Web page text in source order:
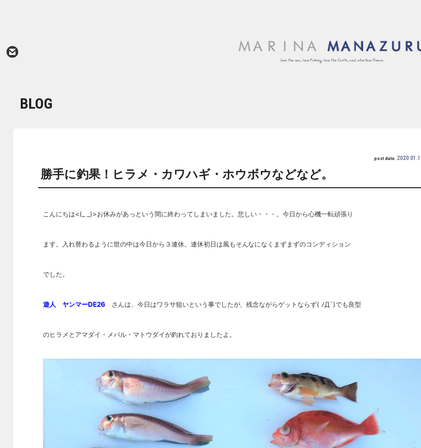
BLOG
post date.
勝手に釣果！ヒラメ・カワハギ・ホウボウなどなど。
こんにちは<(_ _)>お休みがあっという間に終わってしまいました。悲しい・・・。今日から心機一転頑張り
ます。入れ替わるように世の中は今日から３連休。連休初日は風もそんなになくまずまずのコンディション
でした。
遊人 ヤンマーDE26 さんは、今日はワラサ狙いという事でしたが、残念ながらゲットならず( ﾉД`)でも良型
のヒラメとアマダイ・メバル・マトウダイが釣れておりましたよ。